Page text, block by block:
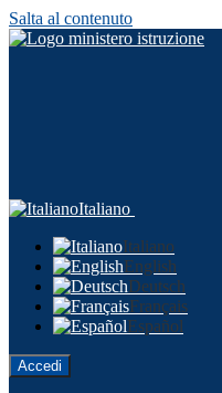
Salta al contenuto
Italiano
Italiano
English
Deutsch
Français
Español
Accedi